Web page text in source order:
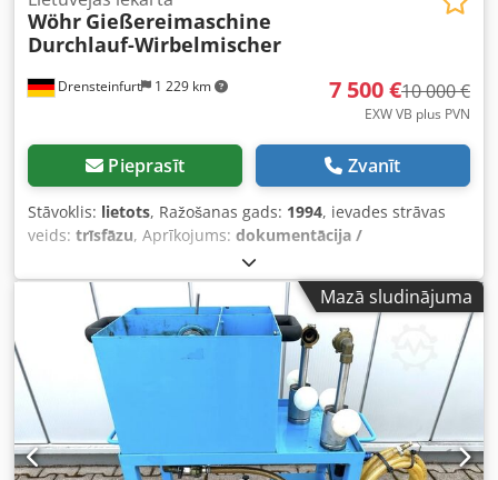
Drensteinfurt 1 229 km
Wöhr Gießereimaschine
Durchlauf-Wirbelmischer
7 500 €10 000 €
EXW VB plus PVN
Pieprasīt Zvanīt
Stāvoklis: lietots, Ražošanas gads: 1994, ievades strāvas
veids: trīsfāzu, Aprīkojums: dokumentācija /
, Piedāvāju Wöhr caurplūdes virpuļmaisītāju
no uzņēmuma likvidācijas. Dodpfx Aszb Eh Uodksck
Mazā sludinājuma